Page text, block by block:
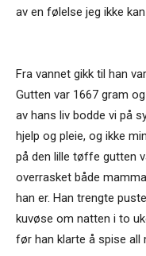
av en følelse jeg ikke
Fra vannet gikk til han
Gutten var 1667 gram
av hans liv bodde vi på
hjelp og pleie, og ikke
på den lille tøffe gutten
overrasket både
han er. Han trengte
kuvøse om natten i to
før han klarte å spise all